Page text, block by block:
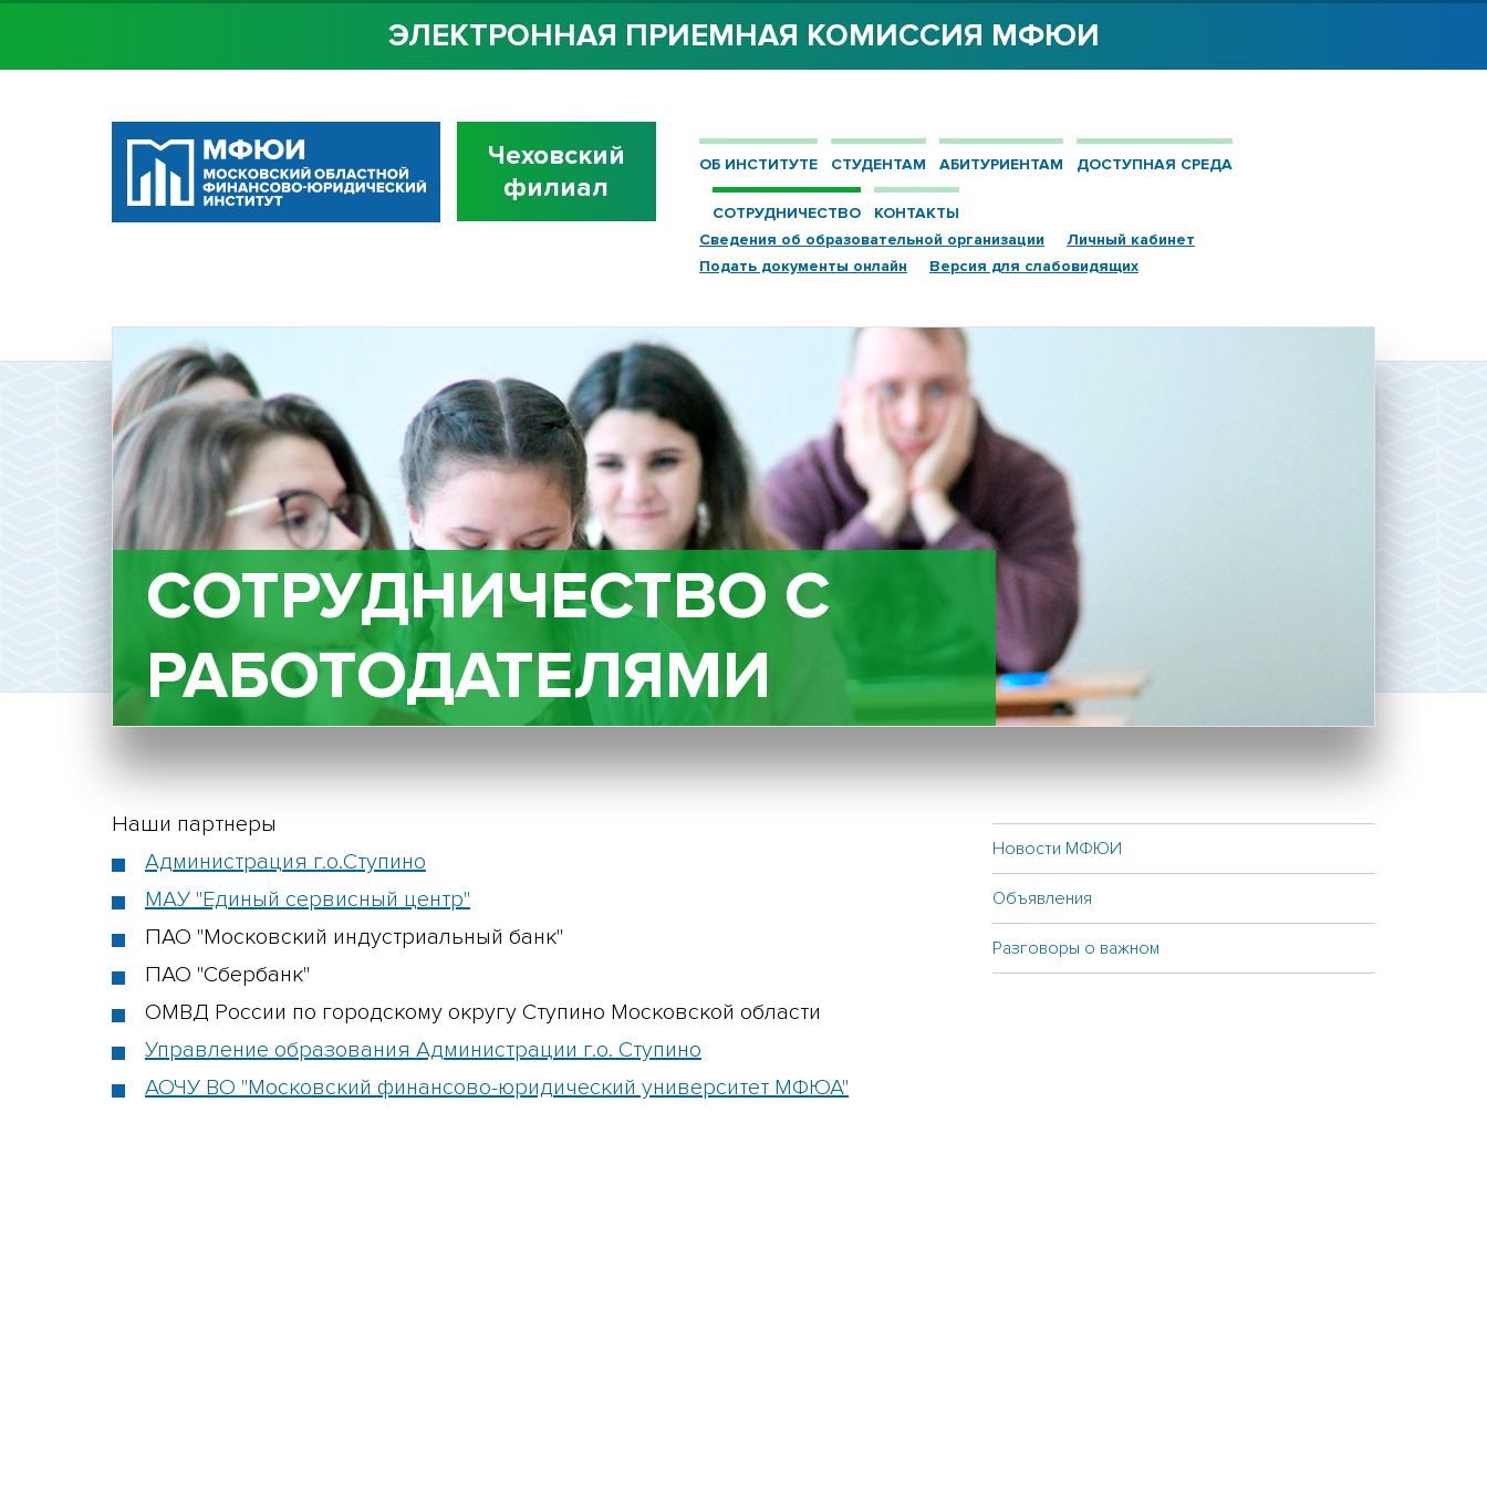
ЭЛЕКТРОННАЯ ПРИЕМНАЯ КОМИССИЯ МФЮИ
Чеховский
филиал
ОБ ИНСТИТУТЕ СТУДЕНТАМ АБИТУРИЕНТАМ ДОСТУПНАЯ СРЕДА
СОТРУДНИЧЕСТВО
КОНТАКТЫ
Сведения об образовательной организации
Личный кабинет
Подать документы онлайн
Версия для слабовидящих
СОТРУДНИЧЕСТВО С
РАБОТОДАТЕЛЯМИ
Новости МФЮИ
Объявления
Разговоры о важном
Наши партнеры
Администрация г.о.Ступино
МАУ "Единый сервисный центр"
ПАО "Московский индустриальный банк"
ПАО "Сбербанк"
ОМВД России по городскому округу Ступино Московской области
Управление образования Администрации г.о. Ступино
АОЧУ ВО "Московский финансово-юридический университет МФЮА"